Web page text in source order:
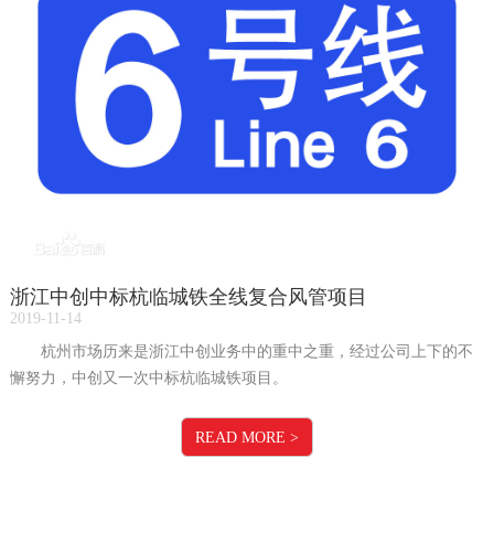
浙江中创中标杭临城铁全线复合风管项目
2019-11-14
杭州市场历来是浙江中创业务中的重中之重，经过公司上下的不
懈努力，中创又一次中标杭临城铁项目。
READ MORE >